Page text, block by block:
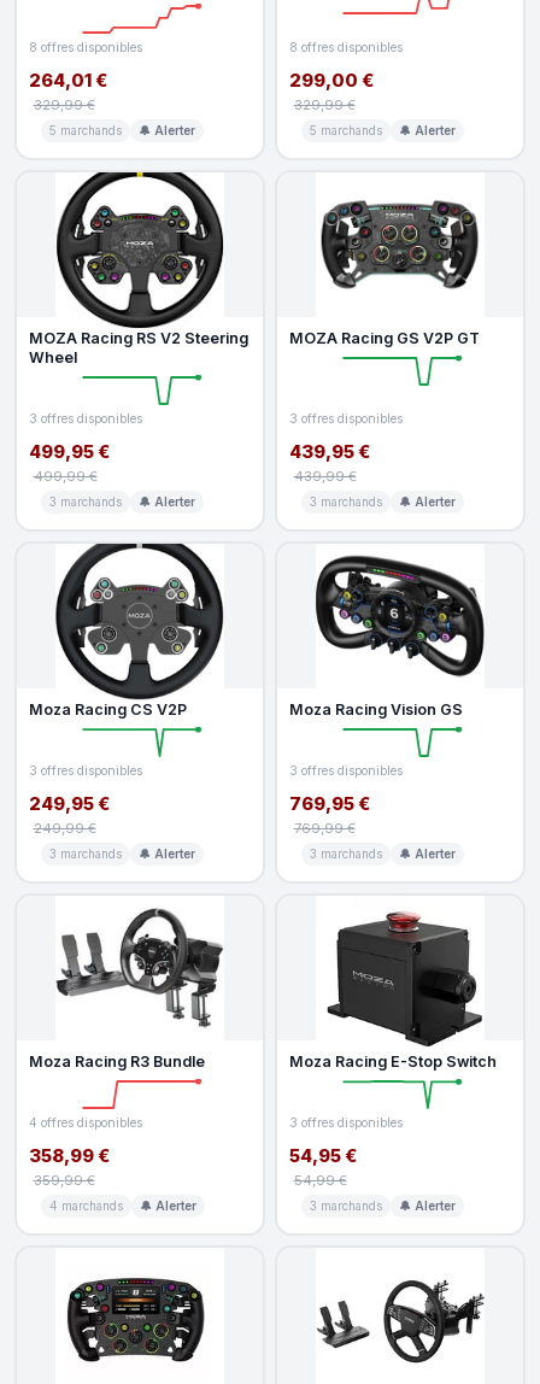
8 offres disponibles
264,01 €
329,99 €
5 marchands 🔔 Alerter
8 offres disponibles
299,00 €
329,99 €
5 marchands 🔔 Alerter
MOZA Racing RS V2 Steering
Wheel
3 offres disponibles
499,95 €
499,99 €
3 marchands 🔔 Alerter
MOZA Racing GS V2P GT
3 offres disponibles
439,95 €
439,99 €
3 marchands 🔔 Alerter
Moza Racing CS V2P
3 offres disponibles
249,95 €
249,99 €
3 marchands 🔔 Alerter
Moza Racing Vision GS
3 offres disponibles
769,95 €
769,99 €
3 marchands 🔔 Alerter
Moza Racing R3 Bundle
4 offres disponibles
358,99 €
359,99 €
4 marchands 🔔 Alerter
Moza Racing E-Stop Switch
3 offres disponibles
54,95 €
54,99 €
3 marchands 🔔 Alerter